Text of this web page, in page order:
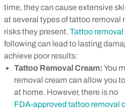
time, they can cause extensive
at several types of tattoo removal
risks they present. Tattoo
following can lead to lasting
achieve poor results:
Tattoo Removal Cream: You
removal cream can allow you
at home. However, there is no
FDA-approved tattoo removal